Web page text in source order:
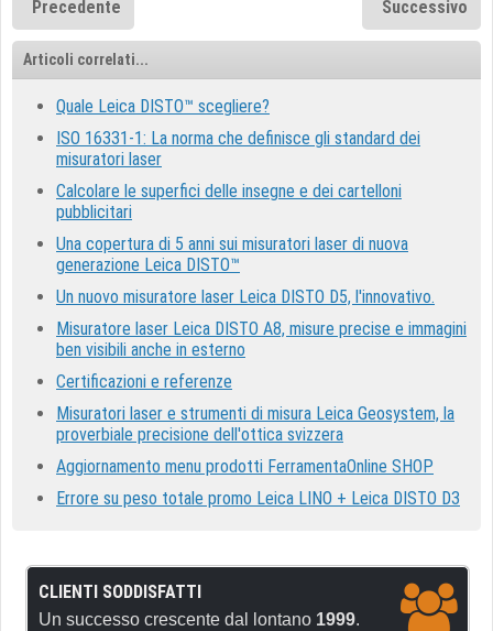
Precedente Successivo
Articoli correlati...
Quale Leica DISTO™ scegliere?
ISO 16331-1: La norma che definisce gli standard dei
misuratori laser
Calcolare le superfici delle insegne e dei cartelloni
pubblicitari
Una copertura di 5 anni sui misuratori laser di nuova
generazione Leica DISTO™
Un nuovo misuratore laser Leica DISTO D5, l'innovativo.
Misuratore laser Leica DISTO A8, misure precise e immagini
ben visibili anche in esterno
Certificazioni e referenze
Misuratori laser e strumenti di misura Leica Geosystem, la
proverbiale precisione dell'ottica svizzera
Aggiornamento menu prodotti FerramentaOnline SHOP
Errore su peso totale promo Leica LINO + Leica DISTO D3
CLIENTI SODDISFATTI
Un successo crescente dal lontano 1999.